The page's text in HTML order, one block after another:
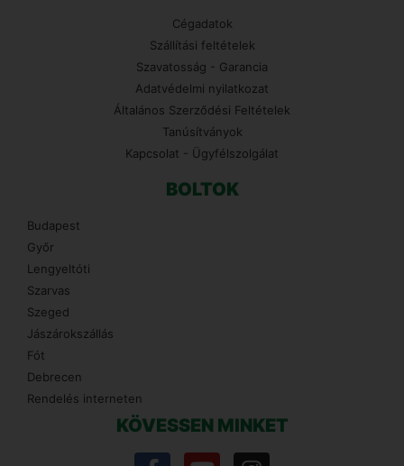
Cégadatok
Szállítási feltételek
Szavatosság - Garancia
Adatvédelmi nyilatkozat
Általános Szerződési Feltételek
Tanúsítványok
Kapcsolat - Ügyfélszolgálat
BOLTOK
Budapest
Győr
Lengyeltóti
Szarvas
Szeged
Jászárokszállás
Fót
Debrecen
Rendelés interneten
KÖVESSEN MINKET